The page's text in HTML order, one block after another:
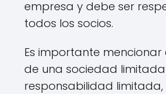
empresa y debe ser
todos los socios.
Es importante mencionar
de una sociedad
responsabilidad limitada,